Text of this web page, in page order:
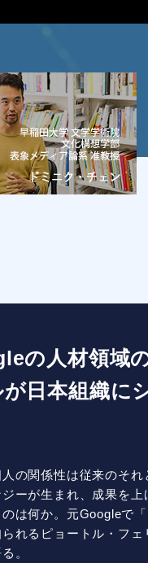
の人材領域
が日本組織に
の関係性は従来のそれ
ーが生まれ、成果を上
は何か。元Googleで「
れるピョートル・フェ
。